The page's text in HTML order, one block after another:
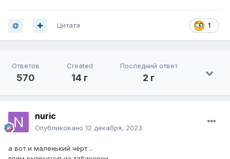
1
Цитата
Ответов
570
Created
14 г
Последний ответ
2 г
nuric
Опубликовано 12 декабря, 2023
а вот и маленький чёрт ..